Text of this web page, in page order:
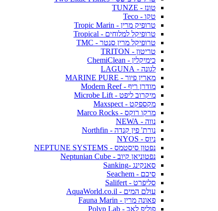
טונז - TUNZE
טקו - Teco
טרופיק מרין - Tropic Marin
טרופיקל למלוחים - Tropical
טרופיקל מרין סנטר - TMC
טריטון - TRITON
כימיקלין - ChemiClean
לגונה - LAGUNA
מארין פיור - MARINE PURE
מודרן ריף - Modern Reef
מיקרוב ליפט - Microbe Lift
מקספקט - Maxspect
מרקו רוקס - Marco Rocks
נווה - NEWA
נורת' פין קנדה - Northfin
ניוס - NYOS
נפטון סיסטמס - NEPTUNE SYSTEMS
נפטוניאן קיוב - Neptunian Cube
סאנקינג -Sanking
סיכם - Seachem
סליפרט - Salifert
עולם המים - AquaWorld.co.il
פאונה מרין - Fauna Marin
פוליפ לאב - Polyp Lab